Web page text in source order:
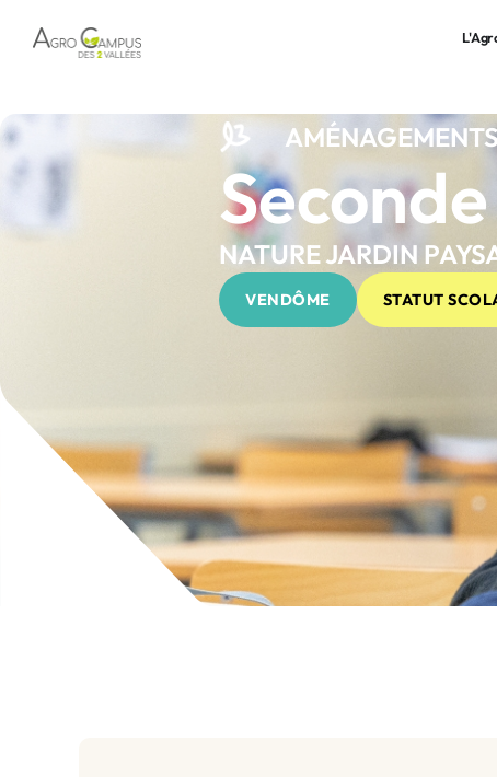
NATURE JARDIN
VENDÔME STATUT